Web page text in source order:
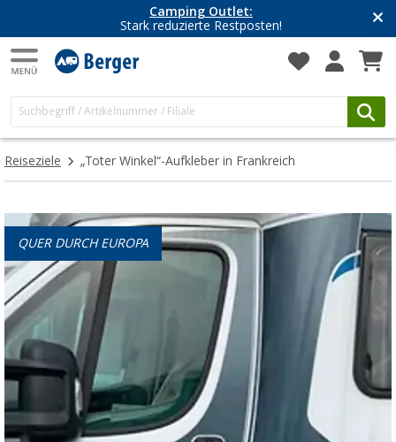
Camping Outlet:
Stark reduzierte Restposten!
Reiseziele „Toter Winkel“-Aufkleber in Frankreich
QUER DURCH EUROPA